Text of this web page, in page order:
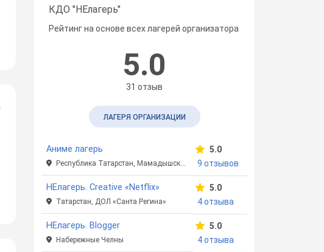
КДО "НЕлагерь"
Рейтинг на основе всех лагерей организатора
5.0
31 отзыв
ЛАГЕРЯ ОРГАНИЗАЦИИ
Аниме лагерь
Республика Татарстан, Мамадышский район
5.0
9 отзывов
НЕлагерь. Creative «Netflix»
Татарстан, ДОЛ «Санта Регина»
5.0
4 отзыва
НЕлагерь. Blogger
Набережные Челны
5.0
4 отзыва